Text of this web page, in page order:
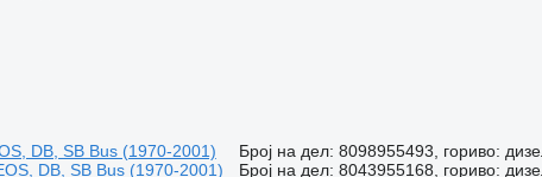
DB, SB Bus (1970-2001) Број на дел: 8098955493, гориво:
DB, SB Bus (1970-2001)
Број на дел: 8043955168, гориво: